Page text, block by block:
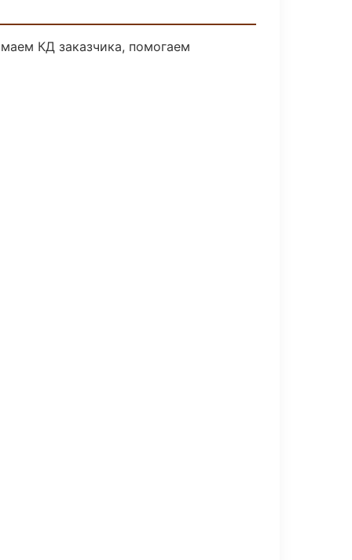
КД заказчика, помогаем